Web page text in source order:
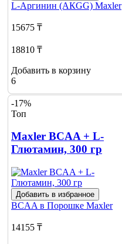
L-Аргинин (АКGG) Maxler
15675 ₸
18810 ₸
Добавить в корзину
6
-17%
Топ
Maxler BCAA + L-
Глютамин, 300 гр
Добавить в избранное
BCAA в Порошке Maxler
14155 ₸